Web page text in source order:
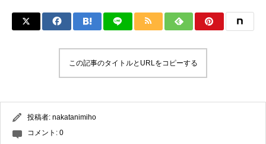
この記事のタイトルとURLをコピーする
投稿者: nakatanimiho
コメント: 0